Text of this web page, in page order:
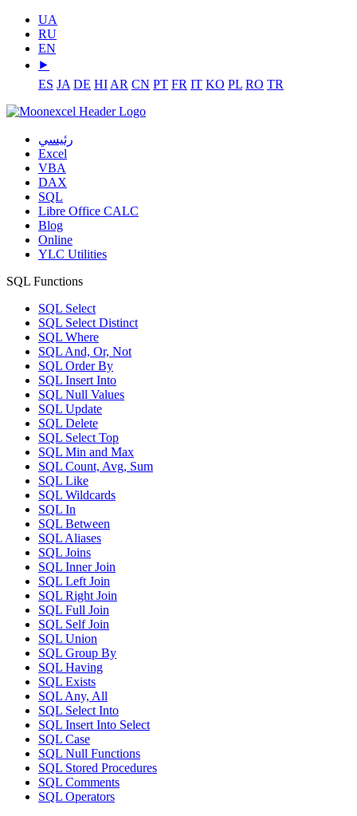
UA
RU
EN
⯈
ES JA DE HI AR CN PT FR IT KO PL RO TR
رئيسي
Excel
VBA
DAX
SQL
Libre Office CALC
Blog
Online
YLC Utilities
SQL Functions
SQL Select
SQL Select Distinct
SQL Where
SQL And, Or, Not
SQL Order By
SQL Insert Into
SQL Null Values
SQL Update
SQL Delete
SQL Select Top
SQL Min and Max
SQL Count, Avg, Sum
SQL Like
SQL Wildcards
SQL In
SQL Between
SQL Aliases
SQL Joins
SQL Inner Join
SQL Left Join
SQL Right Join
SQL Full Join
SQL Self Join
SQL Union
SQL Group By
SQL Having
SQL Exists
SQL Any, All
SQL Select Into
SQL Insert Into Select
SQL Case
SQL Null Functions
SQL Stored Procedures
SQL Comments
SQL Operators